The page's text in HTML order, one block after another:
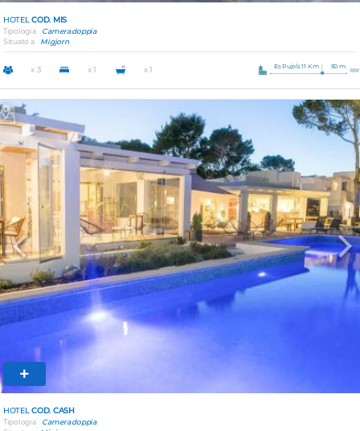
HOTELCOD. MIS
Tipologia
Camera doppia
Situato a
Migjorn
x 3 x 1 x 1 Es Pujols 11 Km 50 m.
Previous
HOTELCOD. CASH
Tipologia
Camera doppia